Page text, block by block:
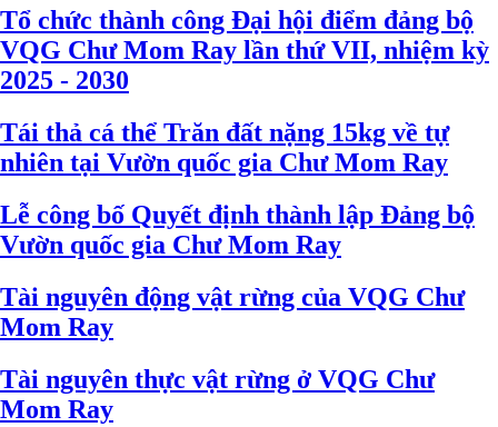
Tổ chức thành công Đại hội điểm đảng bộ
VQG Chư Mom Ray lần thứ VII, nhiệm kỳ
2025 - 2030
Tái thả cá thể Trăn đất nặng 15kg về tự
nhiên tại Vườn quốc gia Chư Mom Ray
Lễ công bố Quyết định thành lập Đảng bộ
Vườn quốc gia Chư Mom Ray
Tài nguyên động vật rừng của VQG Chư
Mom Ray
Tài nguyên thực vật rừng ở VQG Chư
Mom Ray